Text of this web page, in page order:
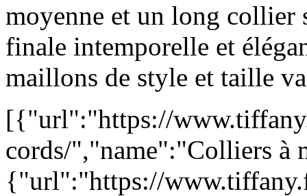
moyenne et un long collier
finale intemporelle et
maillons de style et taille
[{"url":"https://
cords/","name":"Colliers à
{"url":"https://